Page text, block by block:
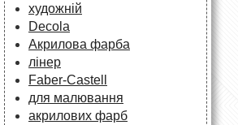
художній
Decola
Акрилова фарба
лінер
Faber-Castell
для малювання
акрилових фарб